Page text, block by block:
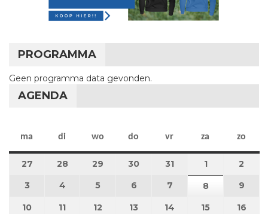
PROGRAMMA
Geen programma data gevonden.
AGENDA
ma maandag
di dinsdag
wo woensdag
do donderdag
vr vrijdag
za zaterdag
zo
27 27 juli 2026
28 28 juli 2026
29 29 juli 2026
30 30 juli 2026
31 31 juli 2026
11 augustus
2
3 3 augustus 2026
4 4 augustus 2026
5 5 augustus 2026
6 6 augustus 2026
7 7 augustus 2026
88 augustus
9
10 10 augustus 2026
11 11 augustus 2026
12 12 augustus 2026
13 13 augustus 2026
14 14 augustus 2026
15 15 16